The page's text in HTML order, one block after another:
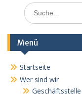
Search
for:
Menü
Startseite
Wer sind wir
Geschäftsstelle